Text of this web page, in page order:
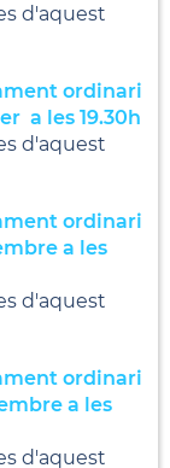
d'aquest
ordinari
a les 19.30h
d'aquest
ordinari
a les
d'aquest
ordinari
a les
d'aquest